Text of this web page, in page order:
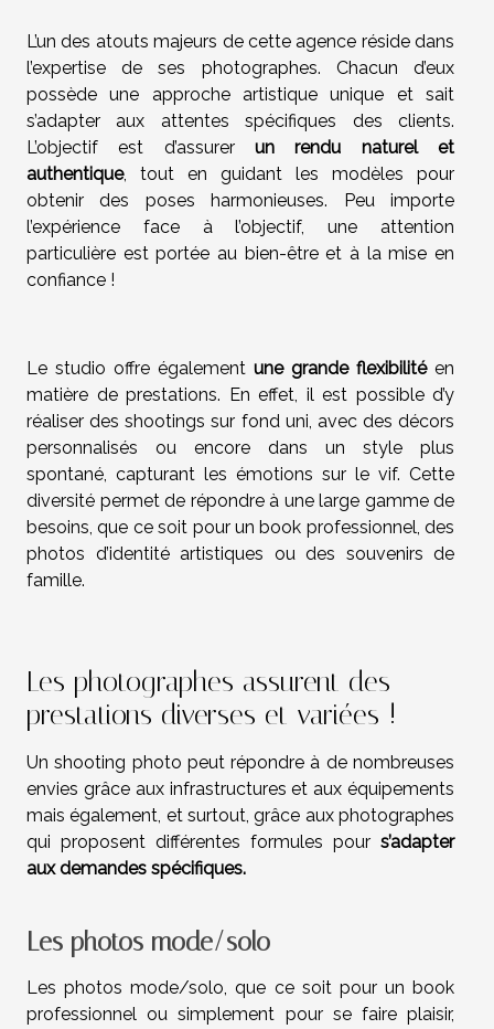
L’un des atouts majeurs de cette agence réside dans
l’expertise de ses photographes. Chacun d’eux
possède une approche artistique unique et sait
s’adapter aux attentes spécifiques des clients.
L’objectif est d’assurer un rendu naturel et
authentique, tout en guidant les modèles pour
obtenir des poses harmonieuses. Peu importe
l’expérience face à l’objectif, une attention
particulière est portée au bien-être et à la mise en
confiance !
Le studio offre également une grande flexibilité en
matière de prestations. En effet, il est possible d’y
réaliser des shootings sur fond uni, avec des décors
personnalisés ou encore dans un style plus
spontané, capturant les émotions sur le vif. Cette
diversité permet de répondre à une large gamme de
besoins, que ce soit pour un book professionnel, des
photos d’identité artistiques ou des souvenirs de
famille.
Les photographes assurent des
prestations diverses et variées !
Un shooting photo peut répondre à de nombreuses
envies grâce aux infrastructures et aux équipements
mais également, et surtout, grâce aux photographes
qui proposent différentes formules pour s’adapter
aux demandes spécifiques.
Les photos mode/solo
Les photos mode/solo, que ce soit pour un book
professionnel ou simplement pour se faire plaisir,